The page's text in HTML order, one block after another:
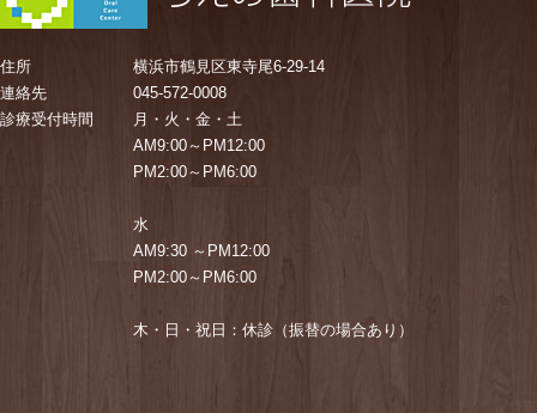
住所
横浜市鶴見区東寺尾6-29-14
連絡先
045-572-0008
診療受付時間
月・火・金・土
AM9:00～PM12:00
PM2:00～PM6:00
水
AM9:30 ～PM12:00
PM2:00～PM6:00
木・日・祝日：休診（振替の場合あり）